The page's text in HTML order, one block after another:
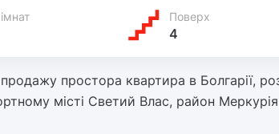
Поверх
4
простора квартира в Болгарії,
місті Светий Влас, район